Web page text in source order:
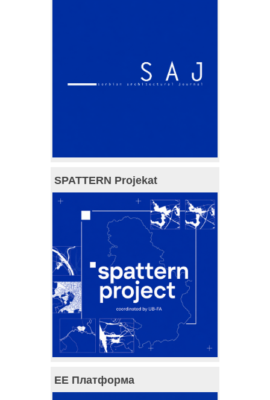
SPATTERN Projekat
ЕЕ Платформа